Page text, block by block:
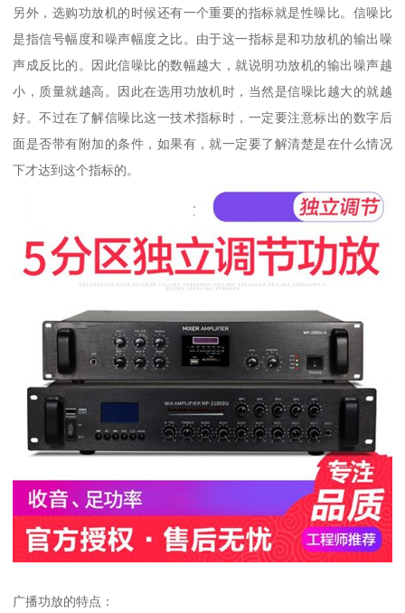
另外，选购功放机的时候还有一个重要的指标就是性噪比。信噪比
是指信号幅度和噪声幅度之比。由于这一指标是和功放机的输出噪
声成反比的。因此信噪比的数幅越大，就说明功放机的输出噪声越
小，质量就越高。因此在选用功放机时，当然是信噪比越大的就越
好。不过在了解信噪比这一技术指标时，一定要注意标出的数字后
面是否带有附加的条件，如果有，就一定要了解清楚是在什么情况
下才达到这个指标的。
广播功放的特点：